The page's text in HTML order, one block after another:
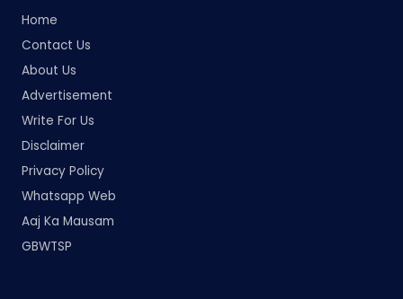
Home
Contact Us
About Us
Advertisement
Write For Us
Disclaimer
Privacy Policy
Whatsapp Web
Aaj Ka Mausam
GBWTSP